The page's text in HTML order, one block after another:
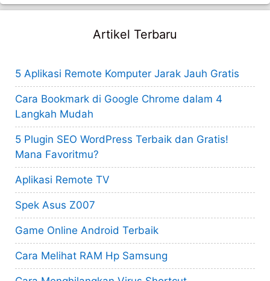
Artikel Terbaru
5 Aplikasi Remote Komputer Jarak Jauh Gratis
Cara Bookmark di Google Chrome dalam 4
Langkah Mudah
5 Plugin SEO WordPress Terbaik dan Gratis!
Mana Favoritmu?
Aplikasi Remote TV
Spek Asus Z007
Game Online Android Terbaik
Cara Melihat RAM Hp Samsung